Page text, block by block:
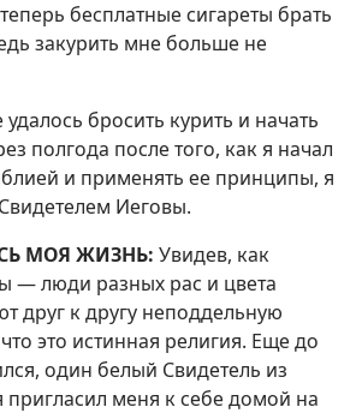
бесплатные сигареты брать
закурить мне больше не
бросить курить и начать
полгода после того, как я начал
и применять ее принципы, я
Иеговы.
МОЯ ЖИЗНЬ: Увидев, как
— люди разных рас и цвета
друг к другу неподдельную
это истинная религия. Еще до
один белый Свидетель из
меня к себе домой на